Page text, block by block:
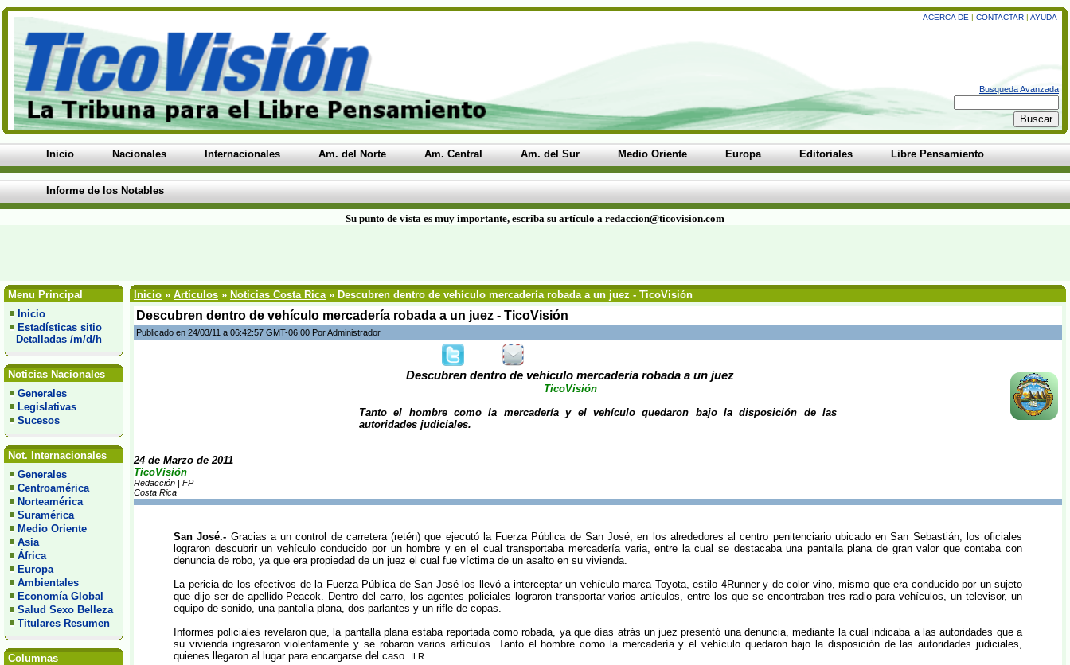
ACERCA DE | CONTACTAR | AYUDA
Busqueda Avanzada
Inicio Nacionales Internacionales Am. del Norte Am. Central Am. del Sur Medio Oriente Europa Editoriales Libre Pensamiento
Informe de los Notables
Su punto de vista es muy importante, escriba su artículo a redaccion@ticovision.com
Menu Principal
Inicio
Estadísticas sitio
Detalladas /m/d/h
Noticias Nacionales
Generales
Legislativas
Sucesos
Not. Internacionales
Generales
Centroamérica
Norteamérica
Suramérica
Medio Oriente
Asia
África
Europa
Ambientales
Economía Global
Salud Sexo Belleza
Titulares Resumen
Columnas
Inicio » Artículos » Noticias Costa Rica» Descubren dentro de vehículo mercadería robada a un juez - TicoVisión
Descubren dentro de vehículo mercadería robada a un juez - TicoVisión
Publicado en 24/03/11 a 06:42:57 GMT-06:00 Por Administrador
Descubren dentro de vehículo mercadería robada a un juez
TicoVisión
Tanto el hombre como la mercadería y el vehículo quedaron bajo la disposición de las
autoridades judiciales.
24 de Marzo de 2011
TicoVisión
Redacción | FP
Costa Rica
San José.- Gracias a un control de carretera (retén) que ejecutó la Fuerza Pública de San José, en los alrededores al centro penitenciario ubicado en San Sebastián, los oficiales
lograron descubrir un vehículo conducido por un hombre y en el cual transportaba mercadería varia, entre la cual se destacaba una pantalla plana de gran valor que contaba con
denuncia de robo, ya que era propiedad de un juez el cual fue víctima de un asalto en su vivienda.
La pericia de los efectivos de la Fuerza Pública de San José los llevó a interceptar un vehículo marca Toyota, estilo 4Runner y de color vino, mismo que era conducido por un sujeto
que dijo ser de apellido Peacok. Dentro del carro, los agentes policiales lograron transportar varios artículos, entre los que se encontraban tres radio para vehículos, un televisor, un
equipo de sonido, una pantalla plana, dos parlantes y un rifle de copas.
Informes policiales revelaron que, la pantalla plana estaba reportada como robada, ya que días atrás un juez presentó una denuncia, mediante la cual indicaba a las autoridades que a
su vivienda ingresaron violentamente y se robaron varios artículos. Tanto el hombre como la mercadería y el vehículo quedaron bajo la disposición de las autoridades judiciales,
quienes llegaron al lugar para encargarse del caso. ILR